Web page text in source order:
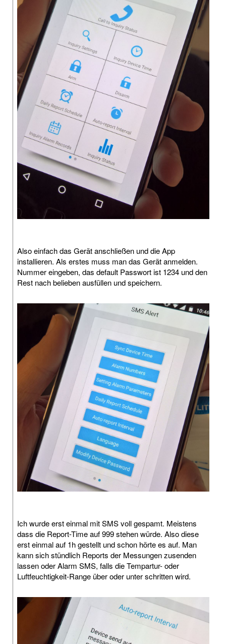
Also einfach das Gerät anschließen und die App
installieren. Als erstes muss man das Gerät anmelden.
Nummer eingeben, das default Passwort ist 1234 und den
Rest nach belieben ausfüllen und speichern.
Ich wurde erst einmal mit SMS voll gespamt. Meistens
dass die Report-Time auf 999 stehen würde. Also diese
erst einmal auf 1h gestellt und schon hörte es auf. Man
kann sich stündlich Reports der Messungen zusenden
lassen oder Alarm SMS, falls die Tempartur- oder
Luftfeuchtigkeit-Range über oder unter schritten wird.